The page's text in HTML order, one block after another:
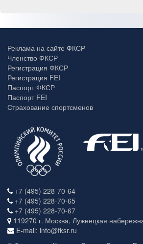
Реклама на сайте ФКСР
Членство ФКСР
Регистрация ФКСР
Регистрация FEI
Паспорт ФКСР
Паспорт FEI
Страхование спортсменов
+7 (495) 228-70-64
+7 (495) 228-70-65
+7 (495) 228-70-67
119270 г. Москва, Лужнецкая
E-mail: info@fksr.ru